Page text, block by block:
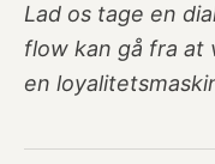
Lad os tage en
flow kan gå fra
en